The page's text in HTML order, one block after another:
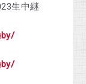
生中継